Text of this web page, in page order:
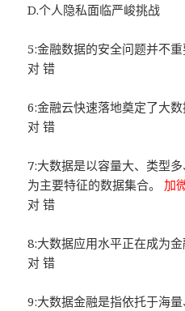
D.个人隐私面临严峻挑战
5:金融数据的安全问题并不重
对 错
6:金融云快速落地奠定了大数
对 错
7:大数据是以容量大、类型
为主要特征的数据集合。加
对 错
8:大数据应用水平正在成为
对 错
9:大数据金融是指依托于海